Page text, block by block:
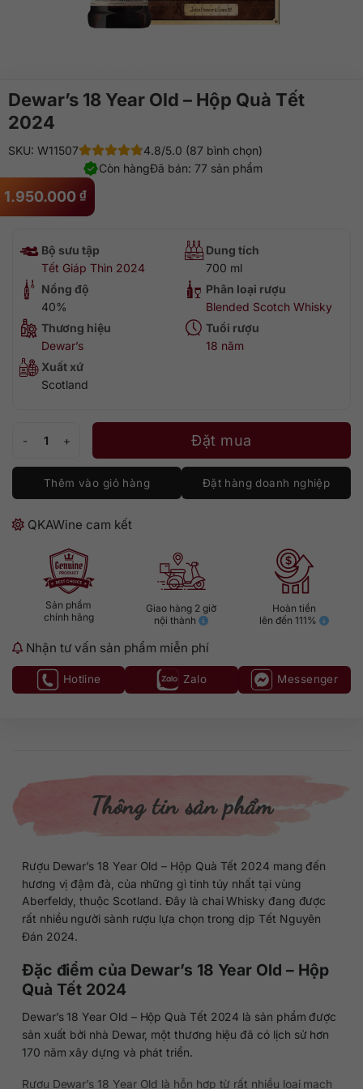
Dewar’s 18 Year Old – Hộp Quà Tết
2024
1.950.000 ₫
SKU: W11507
4.8/5.0 (87 bình chọn)
Đã bán: 77 sản phẩm
Còn hàng
Bộ sưu tập
Tết Giáp Thìn 2024
Dung tích
700 ml
Nồng độ
40%
Phân loại rượu
Blended Scotch Whisky
Thương hiệu
Dewar’s
Tuổi rượu
18 năm
Xuất xứ
Scotland
Dewar's 18 Year Old - Hộp Quà Tết 2024 số lượng
Đặt mua
Thêm vào giỏ hàng Đặt hàng doanh nghiệp
QKAWine cam kết
Sản phẩm
chính hãng
Giao hàng 2 giờ
nội thành
Hoàn tiền
lên đến 111%
Nhận tư vấn sản phẩm miễn phí
Hotline Zalo Messenger
Thông tin sản phẩm
Rượu Dewar’s 18 Year Old – Hộp Quà Tết 2024 mang đến
hương vị đậm đà, của những gì tinh túy nhất tại vùng
Aberfeldy, thuộc Scotland. Đây là chai Whisky đang được
rất nhiều người sành rượu lựa chọn trong dịp Tết Nguyên
Đán 2024.
Đặc điểm của Dewar’s 18 Year Old – Hộp
Quà Tết 2024
Dewar’s 18 Year Old – Hộp Quà Tết 2024 là sản phẩm được
sản xuất bởi nhà Dewar, một thương hiệu đã có lịch sử hơn
170 năm xây dựng và phát triển.
Rượu Dewar’s 18 Year Old là hỗn hợp từ rất nhiều loại mạch